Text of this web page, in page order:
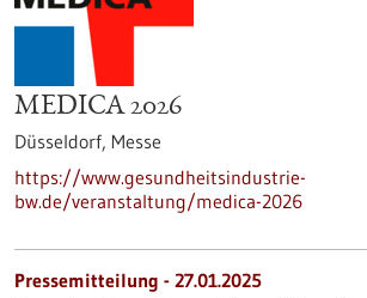
MEDICA 2026
Düsseldorf, Messe
https://www.gesundheitsindustrie-
bw.de/veranstaltung/medica-2026
Pressemitteilung - 27.01.2025